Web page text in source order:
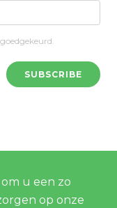
u een zo
op onze